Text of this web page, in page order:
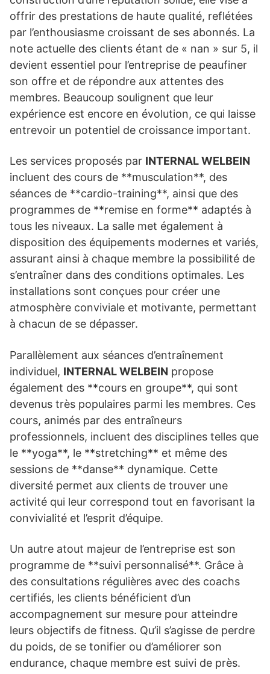
offrir des prestations de haute qualité, reflétées
par l’enthousiasme croissant de ses abonnés. La
note actuelle des clients étant de « nan » sur 5, il
devient essentiel pour l’entreprise de peaufiner
son offre et de répondre aux attentes des
membres. Beaucoup soulignent que leur
expérience est encore en évolution, ce qui laisse
entrevoir un potentiel de croissance important.
Les services proposés par INTERNAL WELBEIN
incluent des cours de **musculation**, des
séances de **cardio-training**, ainsi que des
programmes de **remise en forme** adaptés à
tous les niveaux. La salle met également à
disposition des équipements modernes et variés,
assurant ainsi à chaque membre la possibilité de
s’entraîner dans des conditions optimales. Les
installations sont conçues pour créer une
atmosphère conviviale et motivante, permettant
à chacun de se dépasser.
Parallèlement aux séances d’entraînement
individuel, INTERNAL WELBEIN propose
également des **cours en groupe**, qui sont
devenus très populaires parmi les membres. Ces
cours, animés par des entraîneurs
professionnels, incluent des disciplines telles que
le **yoga**, le **stretching** et même des
sessions de **danse** dynamique. Cette
diversité permet aux clients de trouver une
activité qui leur correspond tout en favorisant la
convivialité et l’esprit d’équipe.
Un autre atout majeur de l’entreprise est son
programme de **suivi personnalisé**. Grâce à
des consultations régulières avec des coachs
certifiés, les clients bénéficient d’un
accompagnement sur mesure pour atteindre
leurs objectifs de fitness. Qu’il s’agisse de perdre
du poids, de se tonifier ou d’améliorer son
endurance, chaque membre est suivi de près.